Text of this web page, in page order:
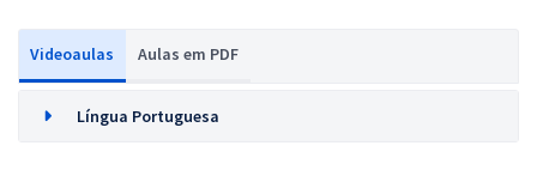
Videoaulas Aulas em PDF
Língua Portuguesa